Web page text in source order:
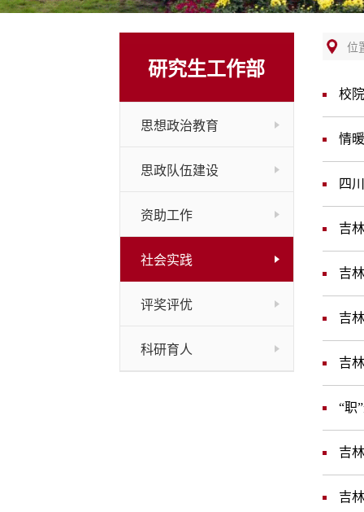
研究生工作部
思想政治教育
思政队伍建设
资助工作
社会实践
评奖评优
科研育人
位
校
情
四
吉
吉
吉
吉
“职
吉
吉